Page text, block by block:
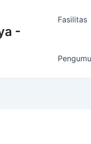
-
Fasilitas